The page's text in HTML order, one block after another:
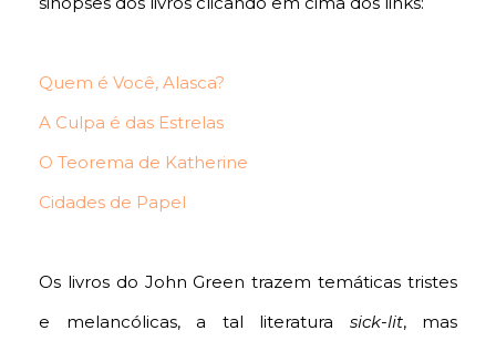
Quem é Você, Alasca?
A Culpa é das Estrelas
O Teorema de Katherine
Cidades de Papel
Os livros do John Green trazem temáticas tristes
e melancólicas, a tal literatura sick-lit, mas